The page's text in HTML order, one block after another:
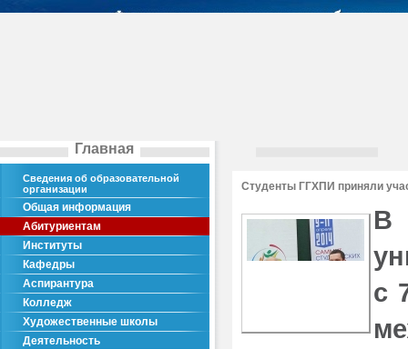
Главная
Сведения об образовательной
организации
Общая информация
Абитуриентам
Институты
Кафедры
Аспирантура
Колледж
Художественные школы
Деятельность
Студенты ГГХПИ приняли
В
с